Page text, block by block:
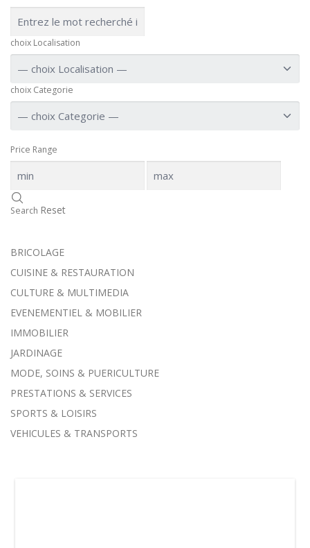
choix Localisation
choix Categorie
Price Range
Search Reset
BRICOLAGE
CUISINE & RESTAURATION
CULTURE & MULTIMEDIA
EVENEMENTIEL & MOBILIER
IMMOBILIER
JARDINAGE
MODE, SOINS & PUERICULTURE
PRESTATIONS & SERVICES
SPORTS & LOISIRS
VEHICULES & TRANSPORTS